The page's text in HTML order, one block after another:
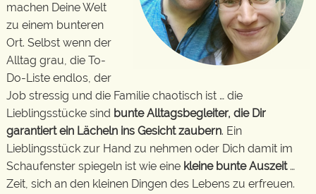
machen Deine Welt
zu einem bunteren
Ort. Selbst wenn der
Alltag grau, die To-
Do-Liste endlos, der
Job stressig und die Familie chaotisch ist … die
Lieblingsstücke sind bunte Alltagsbegleiter, die Dir
garantiert ein Lächeln ins Gesicht zaubern. Ein
Lieblingsstück zur Hand zu nehmen oder Dich damit im
Schaufenster spiegeln ist wie eine kleine bunte Auszeit…
Zeit, sich an den kleinen Dingen des Lebens zu erfreuen.